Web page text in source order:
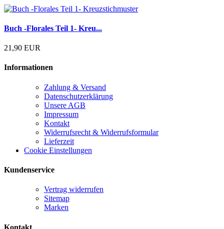
Buch -Florales Teil 1- Kreu...
21,90 EUR
Informationen
Zahlung & Versand
Datenschutzerklärung
Unsere AGB
Impressum
Kontakt
Widerrufsrecht & Widerrufsformular
Lieferzeit
Cookie Einstellungen
Kundenservice
Vertrag widerrufen
Sitemap
Marken
Kontakt